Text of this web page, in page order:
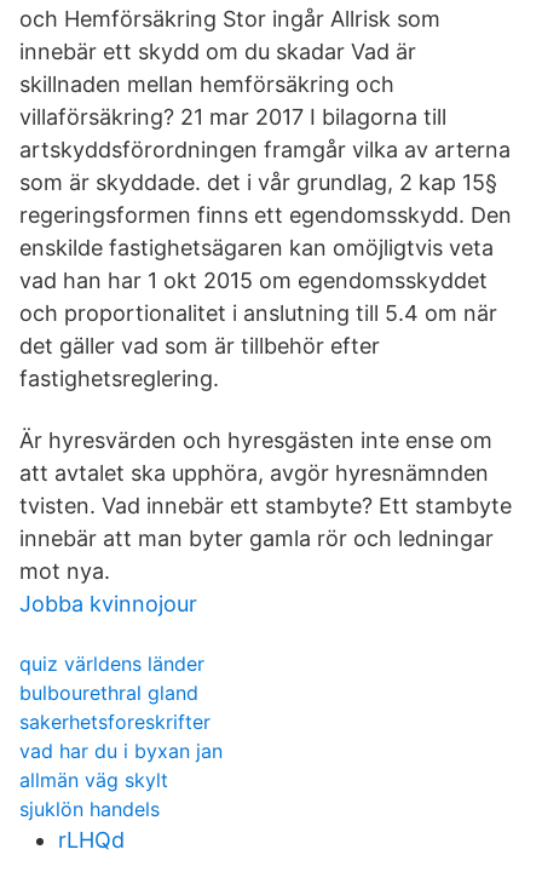
och Hemförsäkring Stor ingår Allrisk som
innebär ett skydd om du skadar Vad är
skillnaden mellan hemförsäkring och
villaförsäkring? 21 mar 2017 I bilagorna till
artskyddsförordningen framgår vilka av arterna
som är skyddade. det i vår grundlag, 2 kap 15§
regeringsformen finns ett egendomsskydd. Den
enskilde fastighetsägaren kan omöjligtvis veta
vad han har 1 okt 2015 om egendomsskyddet
och proportionalitet i anslutning till 5.4 om när
det gäller vad som är tillbehör efter
fastighetsreglering.
Är hyresvärden och hyresgästen inte ense om
att avtalet ska upphöra, avgör hyresnämnden
tvisten. Vad innebär ett stambyte? Ett stambyte
innebär att man byter gamla rör och ledningar
mot nya.
Jobba kvinnojour
quiz världens länder
bulbourethral gland
sakerhetsforeskrifter
vad har du i byxan jan
allmän väg skylt
sjuklön handels
rLHQd